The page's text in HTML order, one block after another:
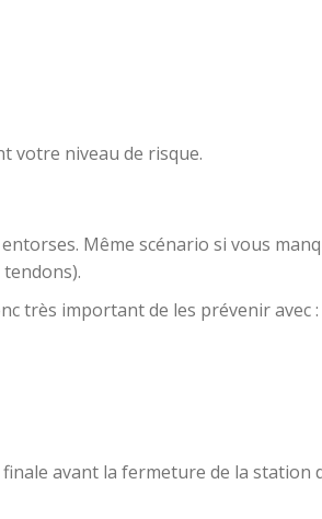
votre niveau de risque.
Même scénario si vous
très important de les prévenir avec :
avant la fermeture de la station